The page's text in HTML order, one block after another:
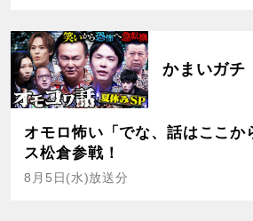
かまいガチ
オモロ怖い「でな、話はここか
ス松倉参戦！
8月5日(水)放送分